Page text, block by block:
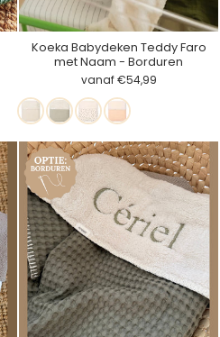
Koeka Babydeken Teddy Faro
met Naam - Borduren
vanaf €54,99
Warm
White
SageLugoPeach